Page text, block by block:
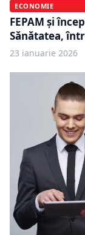
ECONOMIE
FEPAM și
Sănătatea,
23 ianuarie 2026